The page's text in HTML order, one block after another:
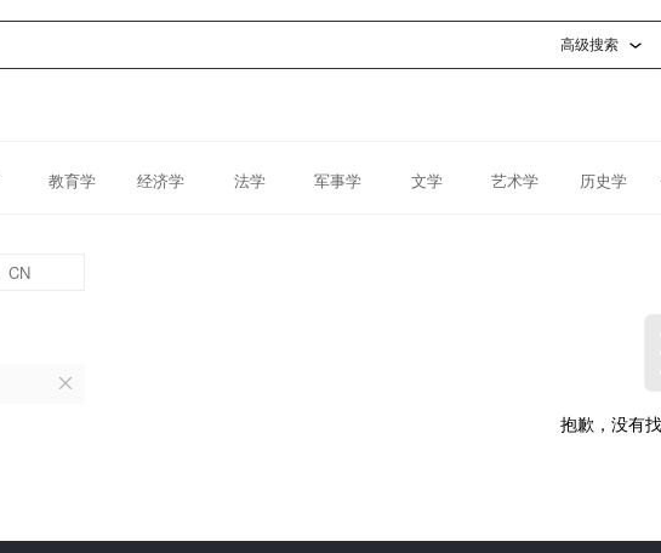
高级搜索
教育学 经济学 法学 军事学 文学 艺术学 历史学
抱歉，没有